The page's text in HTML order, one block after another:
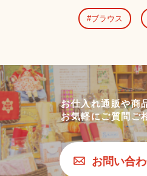
ブラウス
お仕入れ通販や商
お気軽にご質問ご
お問い合